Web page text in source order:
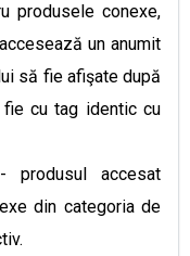
produsele conexe,
un anumit
să fie afişate după
cu tag identic cu
produsul accesat
din categoria de